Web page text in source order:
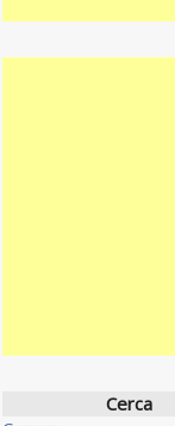
Cerca